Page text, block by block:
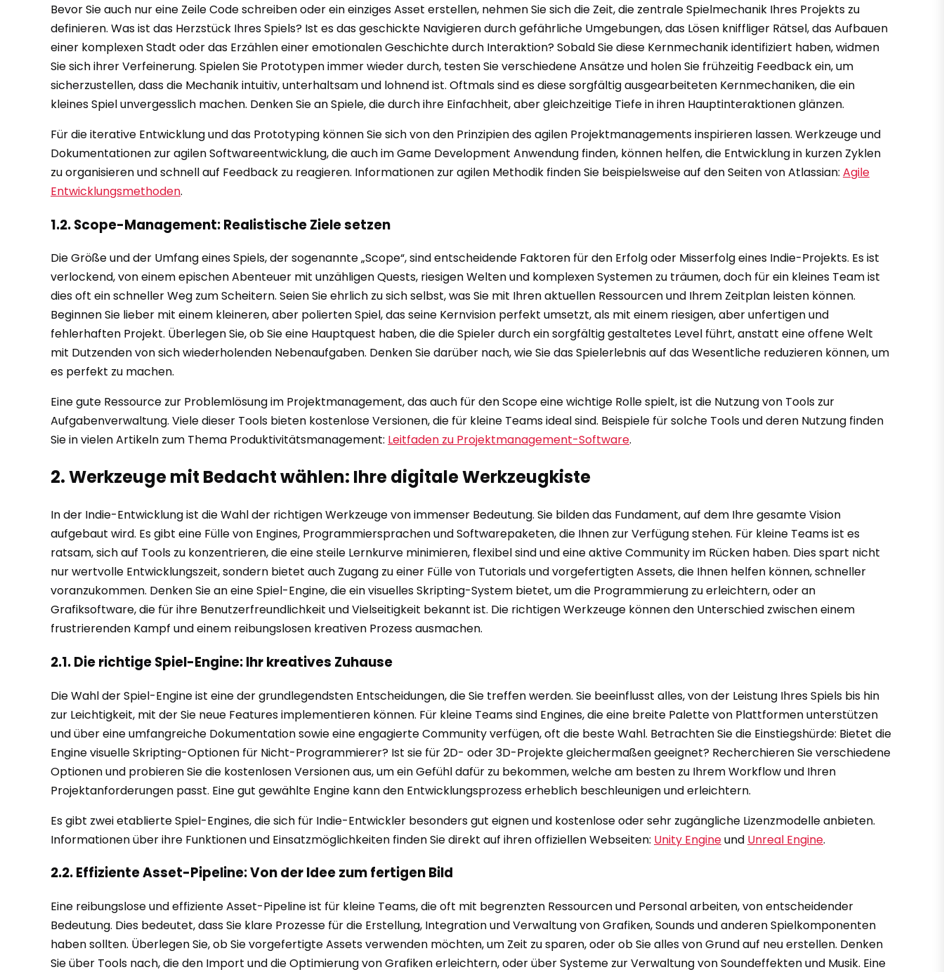
Bevor Sie auch nur eine Zeile Code schreiben oder ein einziges Asset erstellen, nehmen Sie sich die Zeit, die zentrale Spielmechanik Ihres Projekts zu
definieren. Was ist das Herzstück Ihres Spiels? Ist es das geschickte Navigieren durch gefährliche Umgebungen, das Lösen kniffliger Rätsel, das Aufbauen
einer komplexen Stadt oder das Erzählen einer emotionalen Geschichte durch Interaktion? Sobald Sie diese Kernmechanik identifiziert haben, widmen
Sie sich ihrer Verfeinerung. Spielen Sie Prototypen immer wieder durch, testen Sie verschiedene Ansätze und holen Sie frühzeitig Feedback ein, um
sicherzustellen, dass die Mechanik intuitiv, unterhaltsam und lohnend ist. Oftmals sind es diese sorgfältig ausgearbeiteten Kernmechaniken, die ein
kleines Spiel unvergesslich machen. Denken Sie an Spiele, die durch ihre Einfachheit, aber gleichzeitige Tiefe in ihren Hauptinteraktionen glänzen.
Für die iterative Entwicklung und das Prototyping können Sie sich von den Prinzipien des agilen Projektmanagements inspirieren lassen. Werkzeuge und
Dokumentationen zur agilen Softwareentwicklung, die auch im Game Development Anwendung finden, können helfen, die Entwicklung in kurzen Zyklen
zu organisieren und schnell auf Feedback zu reagieren. Informationen zur agilen Methodik finden Sie beispielsweise auf den Seiten von Atlassian: Agile
Entwicklungsmethoden.
1.2. Scope-Management: Realistische Ziele setzen
Die Größe und der Umfang eines Spiels, der sogenannte „Scope“, sind entscheidende Faktoren für den Erfolg oder Misserfolg eines Indie-Projekts. Es ist
verlockend, von einem epischen Abenteuer mit unzähligen Quests, riesigen Welten und komplexen Systemen zu träumen, doch für ein kleines Team ist
dies oft ein schneller Weg zum Scheitern. Seien Sie ehrlich zu sich selbst, was Sie mit Ihren aktuellen Ressourcen und Ihrem Zeitplan leisten können.
Beginnen Sie lieber mit einem kleineren, aber polierten Spiel, das seine Kernvision perfekt umsetzt, als mit einem riesigen, aber unfertigen und
fehlerhaften Projekt. Überlegen Sie, ob Sie eine Hauptquest haben, die die Spieler durch ein sorgfältig gestaltetes Level führt, anstatt eine offene Welt
mit Dutzenden von sich wiederholenden Nebenaufgaben. Denken Sie darüber nach, wie Sie das Spielerlebnis auf das Wesentliche reduzieren können, um
es perfekt zu machen.
Eine gute Ressource zur Problemlösung im Projektmanagement, das auch für den Scope eine wichtige Rolle spielt, ist die Nutzung von Tools zur
Aufgabenverwaltung. Viele dieser Tools bieten kostenlose Versionen, die für kleine Teams ideal sind. Beispiele für solche Tools und deren Nutzung finden
Sie in vielen Artikeln zum Thema Produktivitätsmanagement: Leitfaden zu Projektmanagement-Software.
2. Werkzeuge mit Bedacht wählen: Ihre digitale Werkzeugkiste
In der Indie-Entwicklung ist die Wahl der richtigen Werkzeuge von immenser Bedeutung. Sie bilden das Fundament, auf dem Ihre gesamte Vision
aufgebaut wird. Es gibt eine Fülle von Engines, Programmiersprachen und Softwarepaketen, die Ihnen zur Verfügung stehen. Für kleine Teams ist es
ratsam, sich auf Tools zu konzentrieren, die eine steile Lernkurve minimieren, flexibel sind und eine aktive Community im Rücken haben. Dies spart nicht
nur wertvolle Entwicklungszeit, sondern bietet auch Zugang zu einer Fülle von Tutorials und vorgefertigten Assets, die Ihnen helfen können, schneller
voranzukommen. Denken Sie an eine Spiel-Engine, die ein visuelles Skripting-System bietet, um die Programmierung zu erleichtern, oder an
Grafiksoftware, die für ihre Benutzerfreundlichkeit und Vielseitigkeit bekannt ist. Die richtigen Werkzeuge können den Unterschied zwischen einem
frustrierenden Kampf und einem reibungslosen kreativen Prozess ausmachen.
2.1. Die richtige Spiel-Engine: Ihr kreatives Zuhause
Die Wahl der Spiel-Engine ist eine der grundlegendsten Entscheidungen, die Sie treffen werden. Sie beeinflusst alles, von der Leistung Ihres Spiels bis hin
zur Leichtigkeit, mit der Sie neue Features implementieren können. Für kleine Teams sind Engines, die eine breite Palette von Plattformen unterstützen
und über eine umfangreiche Dokumentation sowie eine engagierte Community verfügen, oft die beste Wahl. Betrachten Sie die Einstiegshürde: Bietet die
Engine visuelle Skripting-Optionen für Nicht-Programmierer? Ist sie für 2D- oder 3D-Projekte gleichermaßen geeignet? Recherchieren Sie verschiedene
Optionen und probieren Sie die kostenlosen Versionen aus, um ein Gefühl dafür zu bekommen, welche am besten zu Ihrem Workflow und Ihren
Projektanforderungen passt. Eine gut gewählte Engine kann den Entwicklungsprozess erheblich beschleunigen und erleichtern.
Es gibt zwei etablierte Spiel-Engines, die sich für Indie-Entwickler besonders gut eignen und kostenlose oder sehr zugängliche Lizenzmodelle anbieten.
Informationen über ihre Funktionen und Einsatzmöglichkeiten finden Sie direkt auf ihren offiziellen Webseiten: Unity Engineund Unreal Engine.
2.2. Effiziente Asset-Pipeline: Von der Idee zum fertigen Bild
Eine reibungslose und effiziente Asset-Pipeline ist für kleine Teams, die oft mit begrenzten Ressourcen und Personal arbeiten, von entscheidender
Bedeutung. Dies bedeutet, dass Sie klare Prozesse für die Erstellung, Integration und Verwaltung von Grafiken, Sounds und anderen Spielkomponenten
haben sollten. Überlegen Sie, ob Sie vorgefertigte Assets verwenden möchten, um Zeit zu sparen, oder ob Sie alles von Grund auf neu erstellen. Denken
Sie über Tools nach, die den Import und die Optimierung von Grafiken erleichtern, oder über Systeme zur Verwaltung von Soundeffekten und Musik. Eine